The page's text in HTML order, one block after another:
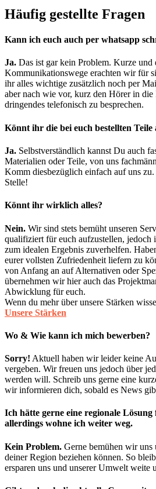
Häufig gestellte Fragen
Kann ich euch auch per whatsapp
Ja. Das ist gar kein Problem. Kurze und
Kommunikationswege erachten wir für
ihr alles wichtige zusätzlich noch per
aber nach wie vor, kurz den Hörer in die
dringendes telefonisch zu besprechen.
Könnt ihr die bei euch bestellten Teile
Ja. Selbstverständlich kannst Du auch
Materialien oder Teile, von uns
Komm diesbezüglich einfach auf uns zu.
Stelle!
Könnt ihr wirklich alles?
Nein. Wir sind stets bemüht unseren
qualifiziert für euch aufzustellen, jedoch
zum idealen Ergebnis zuverhelfen.
eurer vollsten Zufriedenheit liefern zu
von Anfang an auf Alternativen oder
übernehmen wir hier auch das
Abwicklung für euch.
Wenn du mehr über unsere Stärken
Unsere Stärken
Wo & Wie kann ich mich bewerben?
Sorry! Aktuell haben wir leider keine
vergeben. Wir freuen uns jedoch über
werden will. Schreib uns gerne eine
wir informieren dich, sobald es News
Ich hätte gerne eine regionale
allerdings wohne ich weiter weg.
Kein Problem. Gerne bemühen wir
deiner Region beziehen können. So
ersparen uns und unserer Umwelt weite